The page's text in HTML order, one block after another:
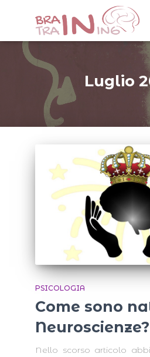
Luglio
PSICOLOGIA
Come sono
Neuroscienze?
Nello scorso articolo